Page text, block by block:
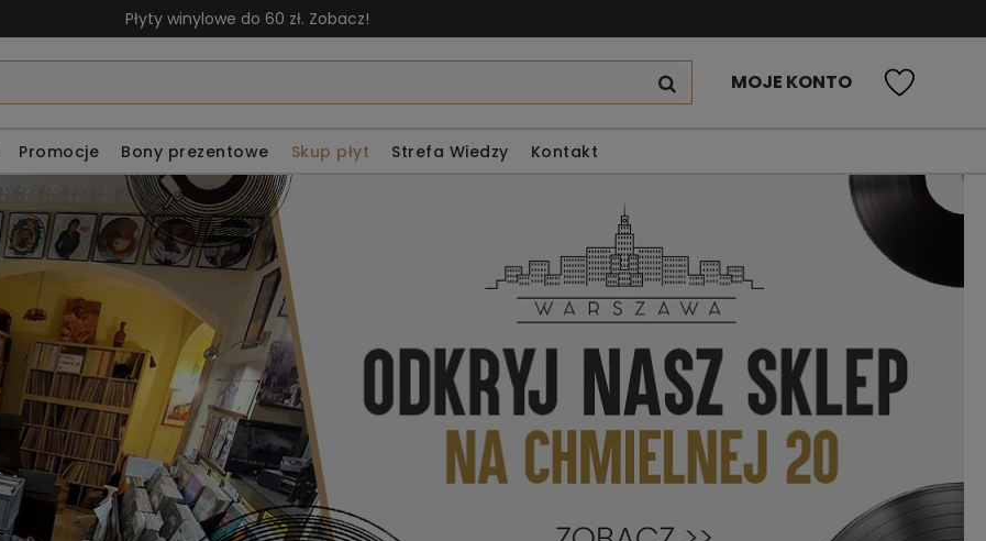
Płyty winylowe do 60 zł. Zobacz!
MOJE KONTO
Promocje Bony prezentowe Skup płyt Strefa Wiedzy Kontakt